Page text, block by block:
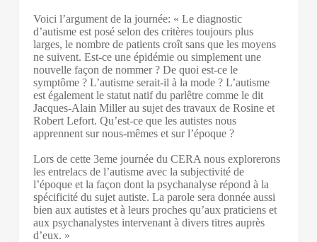
Voici l’argument de la journée: « Le diagnostic
d’autisme est posé selon des critères toujours plus
larges, le nombre de patients croît sans que les moyens
ne suivent. Est-ce une épidémie ou simplement une
nouvelle façon de nommer ? De quoi est-ce le
symptôme ? L’autisme serait-il à la mode ? L’autisme
est également le statut natif du parlêtre comme le dit
Jacques-Alain Miller au sujet des travaux de Rosine et
Robert Lefort. Qu’est-ce que les autistes nous
apprennent sur nous-mêmes et sur l’époque ?
Lors de cette 3eme journée du CERA nous explorerons
les entrelacs de l’autisme avec la subjectivité de
l’époque et la façon dont la psychanalyse répond à la
spécificité du sujet autiste. La parole sera donnée aussi
bien aux autistes et à leurs proches qu’aux praticiens et
aux psychanalystes intervenant à divers titres auprès
d’eux. »